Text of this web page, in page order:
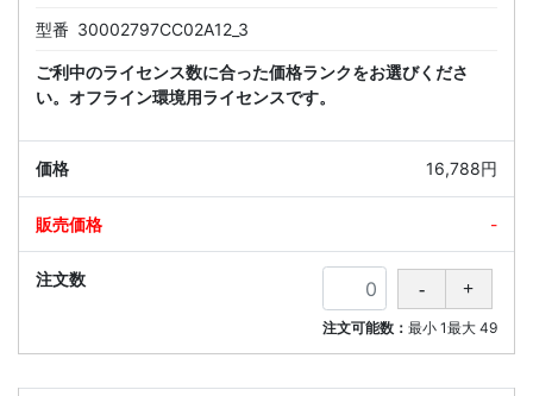
型番 30002797CC02A12_3
ご利中のライセンス数に合った価格ランクをお選びくださ
い。オフライン環境用ライセンスです。
16,788円
-
注文可能数： 最小 1最大 49